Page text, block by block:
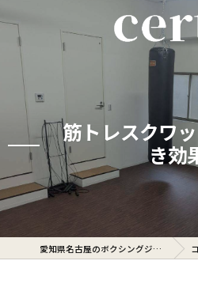
筋トレスクワ
き効
愛知県名古屋のボクシングジムならcerto コラム